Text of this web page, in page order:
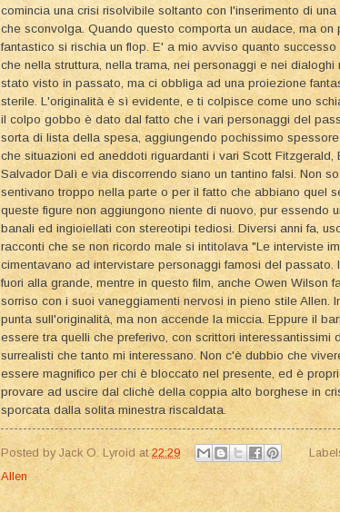
comincia una crisi risolvibile soltanto con l'inserimento di
che sconvolga. Quando questo comporta un audace, ma on
fantastico si rischia un flop. E' a mio avviso quanto
che nella struttura, nella trama, nei personaggi e nei dialoghi
stato visto in passato, ma ci obbliga ad una proiezione
sterile. L'originalità è sì evidente, e ti colpisce come uno
il colpo gobbo è dato dal fatto che i vari personaggi del
sorta di lista della spesa, aggiungendo pochissimo
che situazioni ed aneddoti riguardanti i vari Scott Fitzgerald,
Salvador Dalì e via discorrendo siano un tantino falsi. Non
sentivano troppo nella parte o per il fatto che abbiano quel
queste figure non aggiungono niente di nuovo, pur essendo
banali ed ingioiellati con stereotipi tediosi. Diversi anni fa,
racconti che se non ricordo male si intitolava "Le interviste
cimentavano ad intervistare personaggi famosi del passato.
fuori alla grande, mentre in questo film, anche Owen Wilson
sorriso con i suoi vaneggiamenti nervosi in pieno stile Allen.
punta sull'originalità, ma non accende la miccia. Eppure il
essere tra quelli che preferivo, con scrittori interessantissimi
surrealisti che tanto mi interessano. Non c'è dubbio che
essere magnifico per chi è bloccato nel presente, ed è
provare ad uscire dal clichè della coppia alto borghese in
sporcata dalla solita minestra riscaldata.
Posted by Jack O. Lyroid at 22:29
Allen